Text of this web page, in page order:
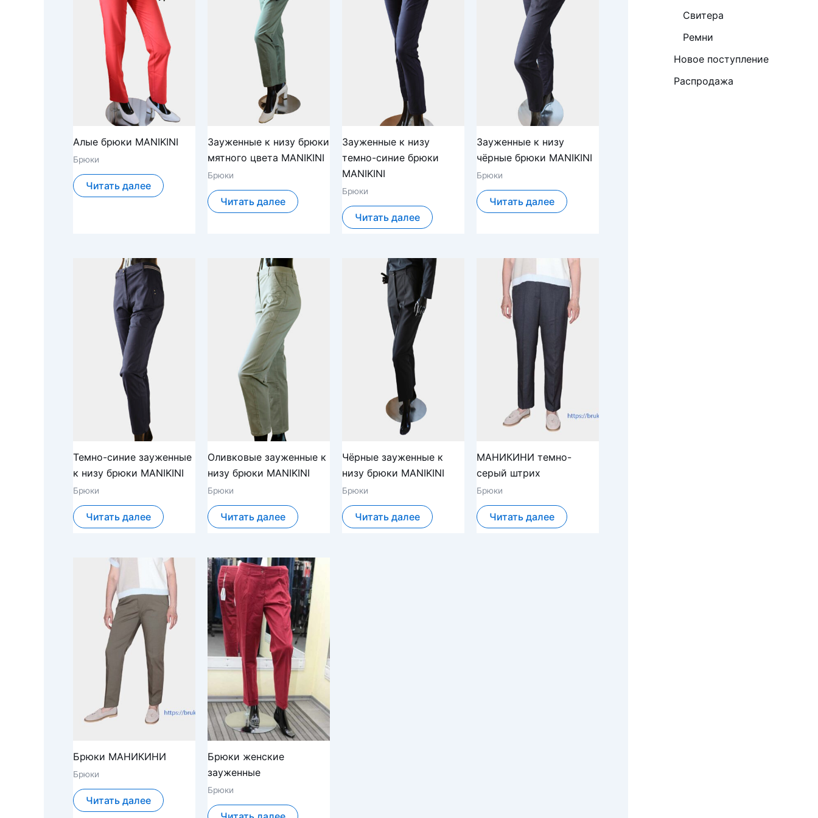
Алые брюки MANIKINI
Брюки
Читать далее
Зауженные к низу брюки
мятного цвета MANIKINI
Брюки
Читать далее
Зауженные к низу
темно-синие брюки
MANIKINI
Брюки
Читать далее
Зауженные к низу
чёрные брюки MANIKINI
Брюки
Читать далее
Темно-синие зауженные
к низу брюки MANIKINI
Брюки
Читать далее
Оливковые зауженные к
низу брюки MANIKINI
Брюки
Читать далее
Чёрные зауженные к
низу брюки MANIKINI
Брюки
Читать далее
МАНИКИНИ темно-
серый штрих
Брюки
Читать далее
Брюки МАНИКИНИ
Брюки
Читать далее
Брюки женские
зауженные
Брюки
Свитера
Ремни
Новое поступление
Распродажа